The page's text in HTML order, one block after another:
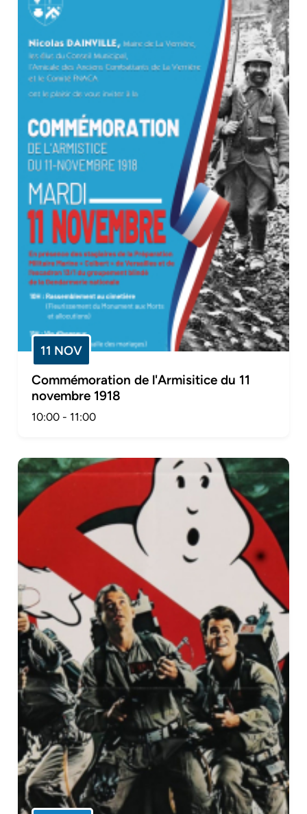
11 NOV
Commémoration de l'Armisitice du 11
novembre 1918
10:00 - 11:00